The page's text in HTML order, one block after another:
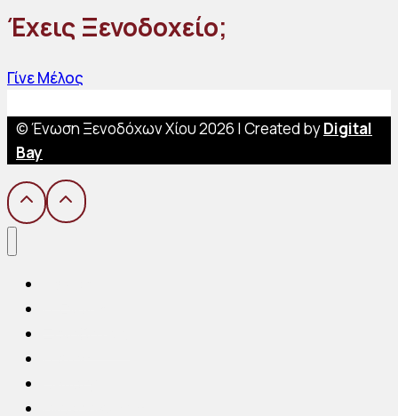
Έχεις Ξενοδοχείο;
Γίνε Μέλος
© Ένωση Ξενοδόχων Χίου 2026 | Created byDigital
Bay